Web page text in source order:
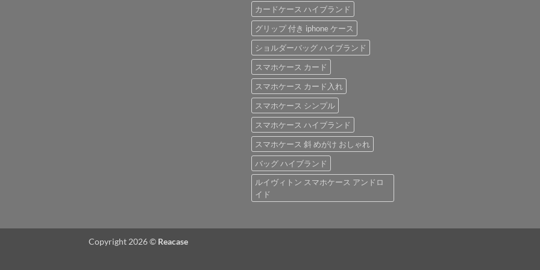
カードケース ハイブランド
グリップ 付き iphone ケース
ショルダーバッグ ハイブランド
スマホケース カード
スマホケース カード入れ
スマホケース シンプル
スマホケース ハイブランド
スマホケース 斜 めがけ おしゃれ
バッグ ハイブランド
ルイヴィトン スマホケース アンドロ
イド
Copyright 2026 © Reacase